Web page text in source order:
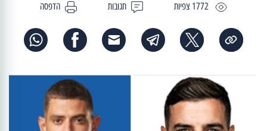
1772 צפיות תגובות הדפסה